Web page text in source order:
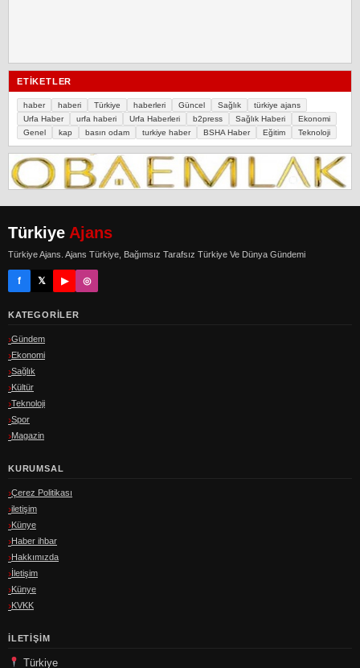
ETIKETLER
haber haberi Türkiye haberleri Güncel Sağlık
türkiye ajans
Urfa Haber
urfa haberi Urfa Haberleri b2press Sağlık Haberi
Ekonomi
Genel
kap basın odam turkiye haber BSHA Haber Eğitim Teknoloji
Türkiye Ajans
Türkiye Ajans. Ajans Türkiye, Bağımsız Tarafsız Türkiye Ve Dünya Gündemi
f 𝕏 ▶ ◎
KATEGORILER
Gündem
Ekonomi
Sağlık
Kültür
Teknoloji
Spor
Magazin
KURUMSAL
Çerez Politikası
iletişim
Künye
Haber ihbar
Hakkımızda
İletişim
Künye
KVKK
İLETIŞIM
Türkiye